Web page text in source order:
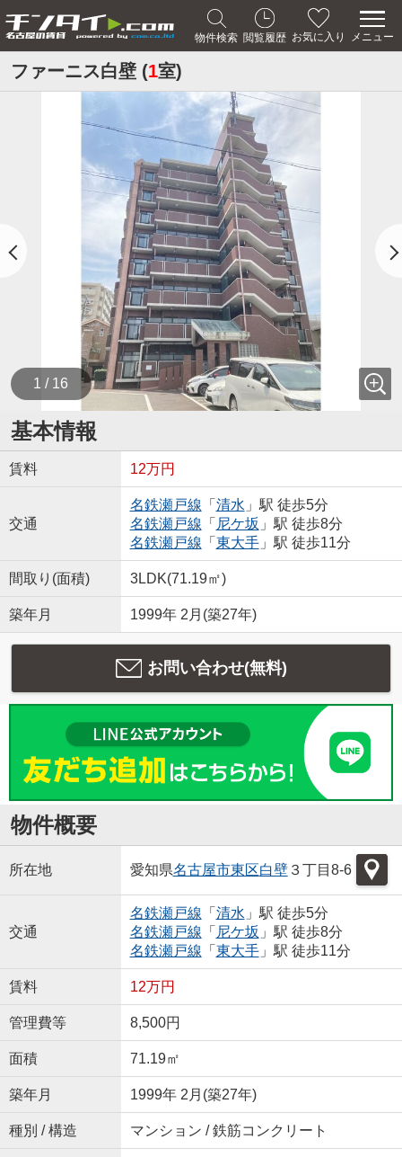
物件検索 閲覧履歴 お気に入り メニュー
ファーニス白壁 (1室)
1 / 16
基本情報
賃料 12万円
交通
名鉄瀬戸線 「 清水 」駅 徒歩5分
名鉄瀬戸線 「 尼ケ坂 」駅 徒歩8分
名鉄瀬戸線 「 東大手」駅 徒歩11分
間取り(面積) 3LDK(71.19㎡)
築年月 1999年 2月(築27年)
お問い合わせ(無料)
物件概要
所在地 愛知県名古屋市東区白壁３丁目8-6
交通
名鉄瀬戸線 「 清水 」駅 徒歩5分
名鉄瀬戸線 「 尼ケ坂 」駅 徒歩8分
名鉄瀬戸線 「 東大手」駅 徒歩11分
賃料 12万円
管理費等 8,500円
面積 71.19㎡
築年月 1999年 2月(築27年)
種別 / 構造 マンション / 鉄筋コンクリート